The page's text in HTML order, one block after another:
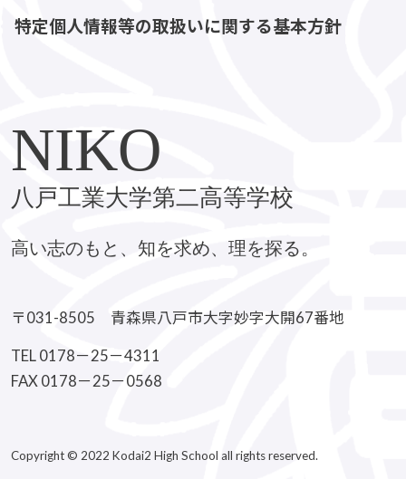
特定個人情報等の取扱いに関する基本方針
NIKO
八戸工業大学第二高等学校
高い志のもと、知を求め、理を探る。
〒031-8505 青森県八戸市大字妙字大開67番地
TEL 0178－25－4311
FAX 0178－25－0568
Copyright © 2022 Kodai2 High School all rights reserved.